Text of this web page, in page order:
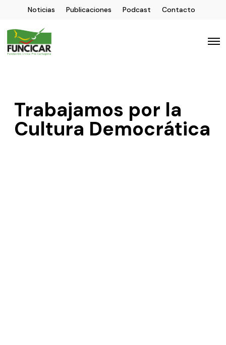
Noticias Publicaciones Podcast Contacto
Trabajamos por la
Cultura Democrática